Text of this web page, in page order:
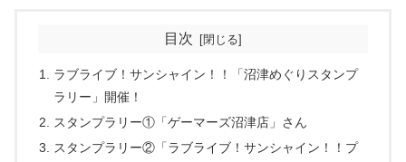
目次
ラブライブ！サンシャイン！！「沼津めぐりスタンプ
ラリー」開催！
スタンプラリー①「ゲーマーズ沼津店」さん
スタンプラリー②「ラブライブ！サンシャイン！！プ